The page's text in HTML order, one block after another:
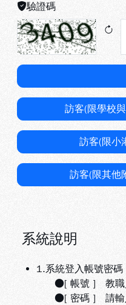
驗證碼
訪客(限學校
訪客(限小
訪客(限其他
系統說明
1.系統登入帳號密碼
●[ 帳號 ] 教職
●[ 密碼 ] 請輸